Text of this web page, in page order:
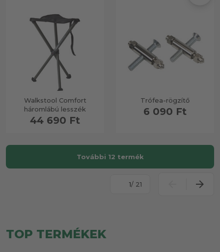
Walkstool Comfort
háromlábú lesszék
44 690 Ft
Trófea-rögzítő
6 090 Ft
További 12 termék
/ 21
TOP TERMÉKEK